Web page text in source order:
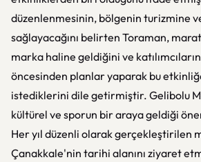
düzenlenmesinin, bölgenin turizmine
sağlayacağını belirten Toraman,
marka haline geldiğini ve
öncesinden planlar yaparak bu
istediklerini dile getirmiştir. Gelibolu
kültürel ve sporun bir araya geldiği
Her yıl düzenli olarak gerçekleştirilen
Çanakkale'nin tarihi alanını ziyaret